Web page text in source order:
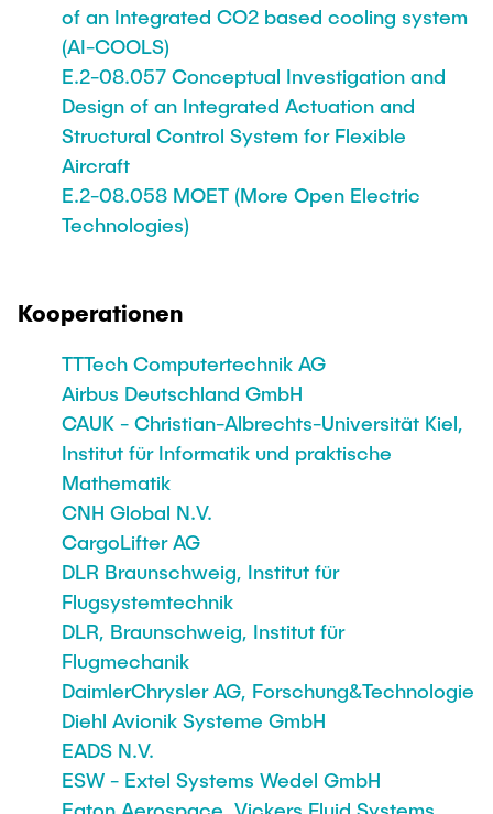
of an Integrated CO2 based cooling system
(AI-COOLS)
E.2-08.057 Conceptual Investigation and
Design of an Integrated Actuation and
Structural Control System for Flexible
Aircraft
E.2-08.058 MOET (More Open Electric
Technologies)
Kooperationen
TTTech Computertechnik AG
Airbus Deutschland GmbH
CAUK - Christian-Albrechts-Universität Kiel,
Institut für Informatik und praktische
Mathematik
CNH Global N.V.
CargoLifter AG
DLR Braunschweig, Institut für
Flugsystemtechnik
DLR, Braunschweig, Institut für
Flugmechanik
DaimlerChrysler AG, Forschung&Technologie
Diehl Avionik Systeme GmbH
EADS N.V.
ESW - Extel Systems Wedel GmbH